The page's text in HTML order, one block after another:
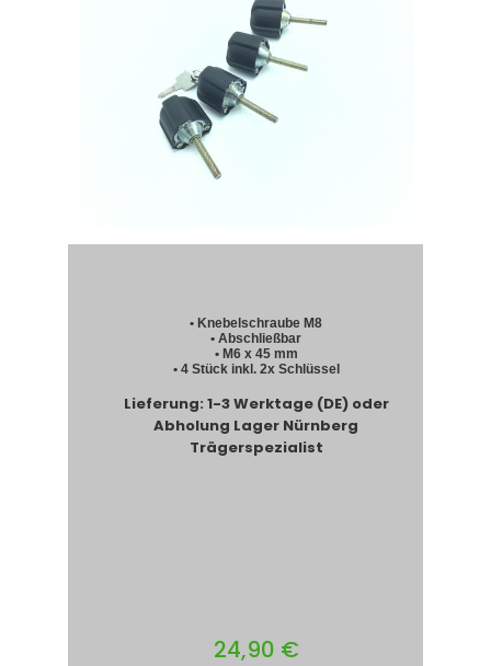
• Knebelschraube M8
• Abschließbar
• M6 x 45 mm
• 4 Stück inkl. 2x Schlüssel
Lieferung: 1-3 Werktage (DE) oder
Abholung Lager Nürnberg
Trägerspezialist
24,90 €